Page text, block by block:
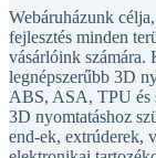
Webáruházunk
fejlesztés minden
vásárlóink számára.
legnépszerűbb 3D
ABS, ASA, TPU és
3D nyomtatáshoz
end-ek, extrúderek,